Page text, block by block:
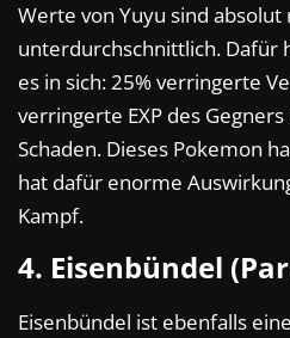
Werte von Yuyu sind
unterdurchschnittlich. Dafür
es in sich: 25% verringerte
verringerte EXP des
Schaden. Dieses Pokemon
hat dafür enorme
Kampf.
4. Eisenbündel
Eisenbündel ist ebenfalls